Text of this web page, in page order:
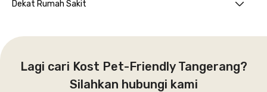
Dekat Rumah Sakit
Lagi cari Kost Pet-Friendly Tangerang?
Silahkan hubungi kami